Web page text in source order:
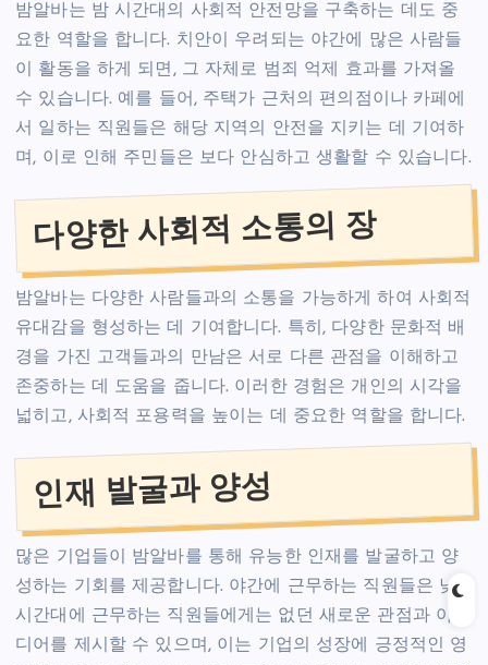
밤알바는 밤 시간대의 사회적 안전망을 구축하는 데도 중
요한 역할을 합니다. 치안이 우려되는 야간에 많은 사람들
이 활동을 하게 되면, 그 자체로 범죄 억제 효과를 가져올
수 있습니다. 예를 들어, 주택가 근처의 편의점이나 카페에
서 일하는 직원들은 해당 지역의 안전을 지키는 데 기여하
며, 이로 인해 주민들은 보다 안심하고 생활할 수 있습니다.
다양한 사회적 소통의 장
밤알바는 다양한 사람들과의 소통을 가능하게 하여 사회적
유대감을 형성하는 데 기여합니다. 특히, 다양한 문화적 배
경을 가진 고객들과의 만남은 서로 다른 관점을 이해하고
존중하는 데 도움을 줍니다. 이러한 경험은 개인의 시각을
넓히고, 사회적 포용력을 높이는 데 중요한 역할을 합니다.
인재 발굴과 양성
많은 기업들이 밤알바를 통해 유능한 인재를 발굴하고 양
성하는 기회를 제공합니다. 야간에 근무하는 직원들은 낮
시간대에 근무하는 직원들에게는 없던 새로운 관점과 아이
디어를 제시할 수 있으며, 이는 기업의 성장에 긍정적인 영